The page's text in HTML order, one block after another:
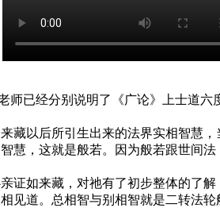
师已经分别说明了《广论》上士
以后所引生出来的法界实相智慧
慧，这就是般若。因为般若跟世间
如来藏，对祂有了初步整体的了
见道。总相智与别相智就是二转法